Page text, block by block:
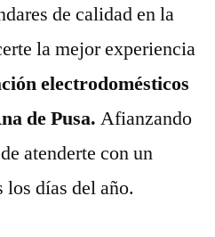
de calidad en la
la mejor experiencia
electrodomésticos
de Pusa. Afianzando
atenderte con un
días del año.